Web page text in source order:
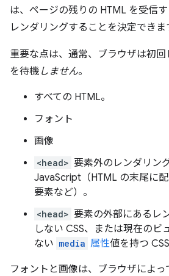
は、ページの残りの HTML を受信
レンダリングすることを決定できま
重要な点は、通常、ブラウザは初
を待機 しません。
すべての HTML。
フォント
画像
<head> 要素外のレンダリン
JavaScript（HTML の末尾に
要素など）。
<head> 要素の外部にあるレ
しない CSS、または現在のビ
ない media 属性値を持つ CSS
フォントと画像は、ブラウザによ